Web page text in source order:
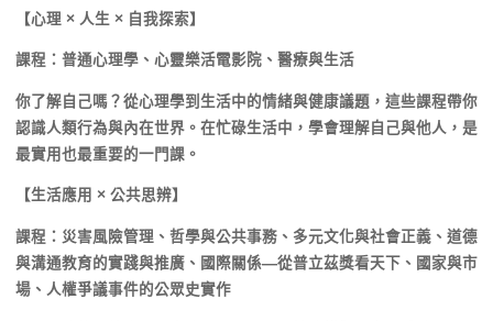
【心理 × 人生 × 自我探索】
課程：普通心理學、心靈樂活電影院、醫療與生活
你了解自己嗎？從心理學到生活中的情緒與健康議題， 這些課程帶你
認識人類行為與內在世界。在忙碌生活中， 學會理解自己與他人，是
最實用也最重要的一門課。
【生活應用 × 公共思辨】
課程：災害風險管理、哲學與公共事務、多元文化與社會正義、 道德
與溝通教育的實踐與推廣、國際關係—從普立茲獎看天下、 國家與市
場、人權爭議事件的公眾史實作